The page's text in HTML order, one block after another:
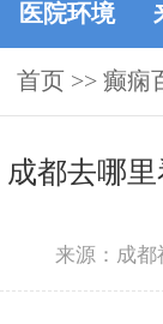
医院环境
首页 >> 癫痫
成都去哪
来源：成